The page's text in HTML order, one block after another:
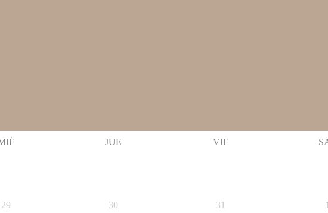
JUE VIE
29 30 31